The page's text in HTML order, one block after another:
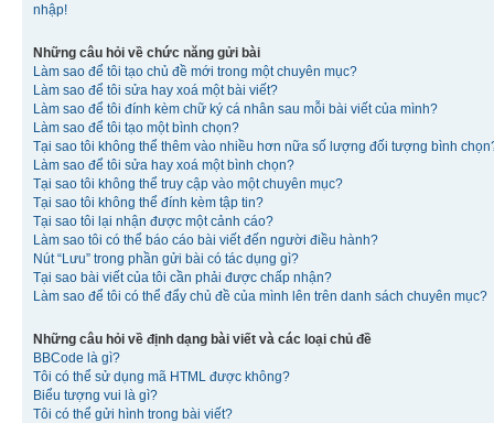
nhập!
Những câu hỏi về chức năng gửi bài
Làm sao để tôi tạo chủ đề mới trong một chuyên mục?
Làm sao để tôi sửa hay xoá một bài viết?
Làm sao để tôi đính kèm chữ ký cá nhân sau mỗi bài viết của mình?
Làm sao để tôi tạo một bình chọn?
Tại sao tôi không thể thêm vào nhiều hơn nữa số lượng đối tượng bình
Làm sao để tôi sửa hay xoá một bình chọn?
Tại sao tôi không thể truy cập vào một chuyên mục?
Tại sao tôi không thể đính kèm tập tin?
Tại sao tôi lại nhận được một cảnh cáo?
Làm sao tôi có thể báo cáo bài viết đến người điều hành?
Nút “Lưu” trong phần gửi bài có tác dụng gì?
Tại sao bài viết của tôi cần phải được chấp nhận?
Làm sao để tôi có thể đẩy chủ đề của mình lên trên danh sách chuyên mục?
Những câu hỏi về định dạng bài viết và các loại chủ đề
BBCode là gì?
Tôi có thể sử dụng mã HTML được không?
Biểu tượng vui là gì?
Tôi có thể gửi hình trong bài viết?